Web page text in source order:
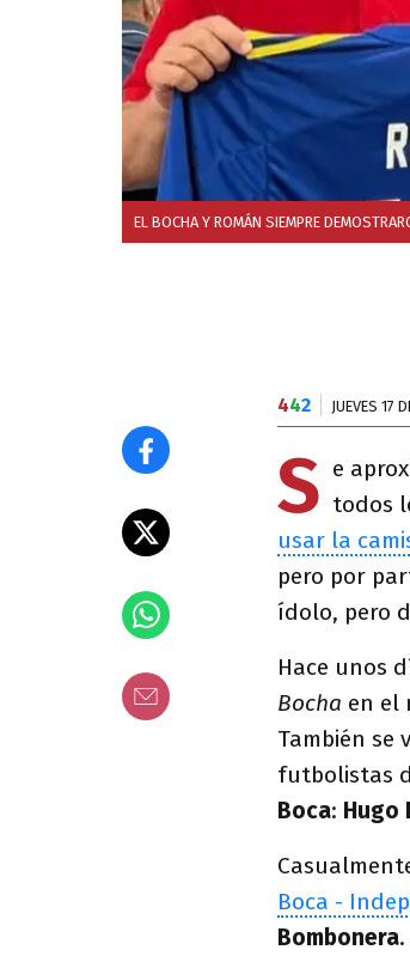
EL BOCHA Y ROMÁN SIEMPRE
442 JUEVES 17
S e
todos
usar la
pero por
ídolo, pero
Hace unos
Bocha en el
También se
futbolistas
Boca: Hugo
Boca -
Bombonera